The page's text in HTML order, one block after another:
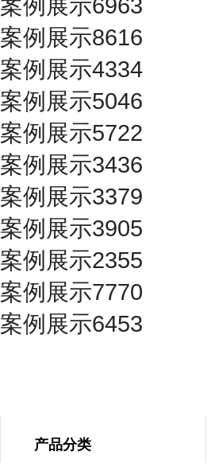
案例展示8616
案例展示4334
案例展示5046
案例展示5722
案例展示3436
案例展示3379
案例展示3905
案例展示2355
案例展示7770
案例展示6453
产品分类